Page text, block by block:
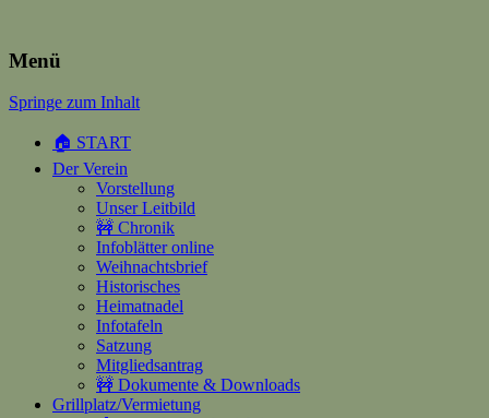
Heimatverein Happerschoss
Suchen
Menü
Springe zum Inhalt
🏠 START
Der Verein
Vorstellung
Unser Leitbild
🚧 Chronik
Infoblätter online
Weihnachtsbrief
Historisches
Heimatnadel
Infotafeln
Satzung
Mitgliedsantrag
🚧 Dokumente & Downloads
Grillplatz/Vermietung